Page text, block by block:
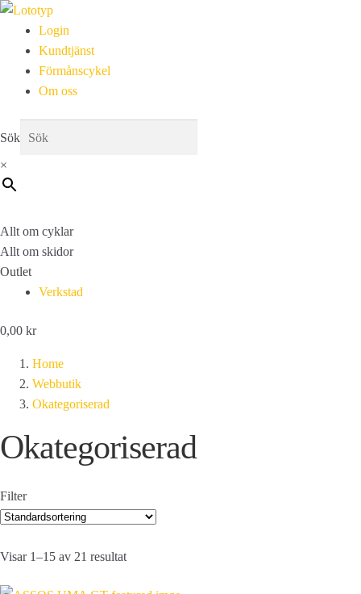
Login
Kundtjänst
Förmånscykel
Om oss
Sök
×
Allt om cyklar
Allt om skidor
Outlet
Verkstad
0,00 kr
Home
Webbutik
Okategoriserad
Okategoriserad
Filter
Visar 1–15 av 21 resultat